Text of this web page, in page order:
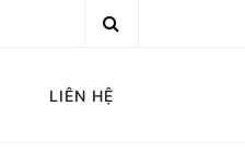
LIÊN HỆ